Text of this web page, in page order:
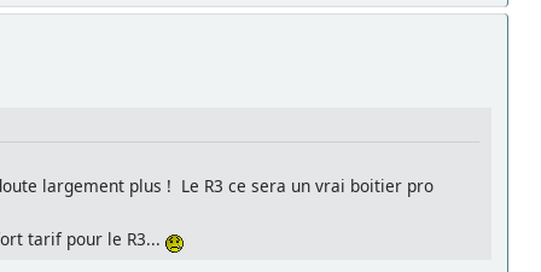
largement plus ! Le R3 ce sera un vrai boitier pro
tarif pour le R3...